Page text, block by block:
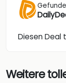
Diesen Deal
Weitere